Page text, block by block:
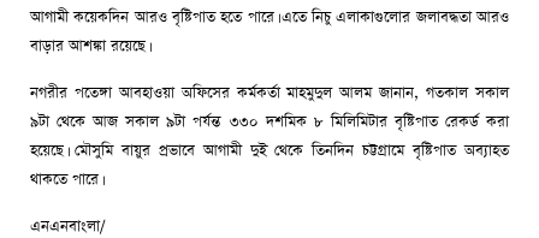
আগামী কয়েকদিন আরও বৃষ্টিপাত হতে পারে। এতে নিচু এলাকাগুলোর জলাবদ্ধতা আরও
বাড়ার আশঙ্কা রয়েছে।
নগরীর পতেঙ্গা আবহাওয়া অফিসের কর্মকর্তা মাহমুদুল আলম জানান, গতকাল সকাল
৯টা থেকে আজ সকাল ৯টা পর্যন্ত ৩৩০ দশমিক ৮ মিলিমিটার বৃষ্টিপাত রেকর্ড করা
হয়েছে। মৌসুমি বায়ুর প্রভাবে আগামী দুই থেকে তিনদিন চট্টগ্রামে বৃষ্টিপাত অব্যাহত
থাকতে পারে।
এনএনবাংলা/